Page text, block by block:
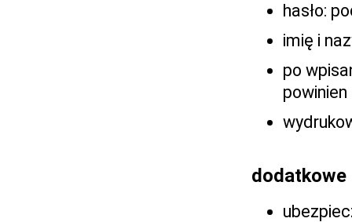
hasło:
imię i
po
dodatkowe